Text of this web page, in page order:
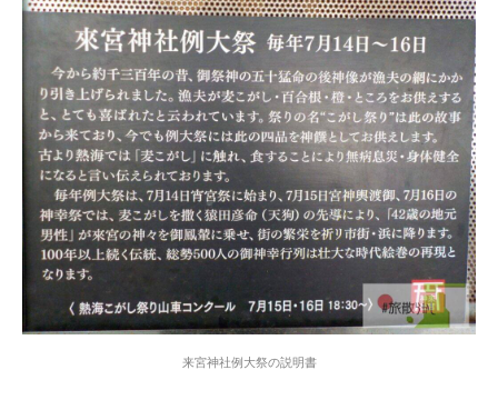
来宮神社例大祭の説明書